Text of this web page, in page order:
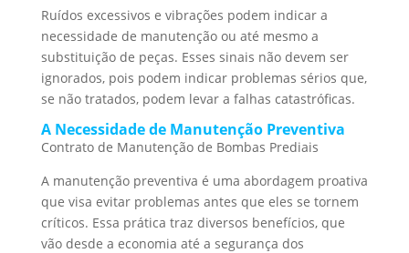
Ruídos excessivos e vibrações podem indicar a
necessidade de manutenção ou até mesmo a
substituição de peças. Esses sinais não devem ser
ignorados, pois podem indicar problemas sérios que,
se não tratados, podem levar a falhas catastróficas.
A Necessidade de Manutenção Preventiva
Contrato de Manutenção de Bombas Prediais
A manutenção preventiva é uma abordagem proativa
que visa evitar problemas antes que eles se tornem
críticos. Essa prática traz diversos benefícios, que
vão desde a economia até a segurança dos